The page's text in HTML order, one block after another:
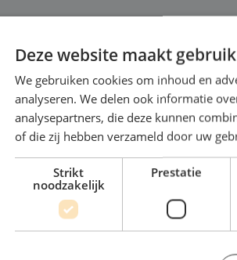
Automotive
"Hoe ziet een
Nog steeds vol
werken monteurs
diagnoses en
verandert razendsnel.
Deze website maakt
We gebruiken cookies om inhoud en
analyseren. We delen ook informatie
analysepartners, die deze kunnen
of die zij hebben verzameld door uw
Strikt
noodzakelijk
Prestatie